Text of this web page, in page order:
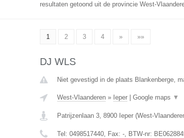
resultaten getoond uit de provincie West-
1 2 3 4 » »»
DJ WLS
Niet gevestigd in de plaats Blankenberge,
West-Vlaanderen» Ieper| Google maps ▼
Patrijzenlaan 3, 8900 Ieper(West-
Tel: 0498517440, Fax: -, BTW-nr: